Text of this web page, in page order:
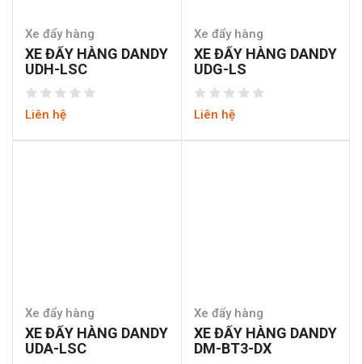
Xe đẩy hàng
XE ĐẨY HÀNG DANDY
UDH-LSC
Liên hệ
Xe đẩy hàng
XE ĐẨY HÀNG DANDY
UDG-LS
Liên hệ
Xe đẩy hàng
XE ĐẨY HÀNG DANDY
UDA-LSC
Xe đẩy hàng
XE ĐẨY HÀNG DANDY
DM-BT3-DX